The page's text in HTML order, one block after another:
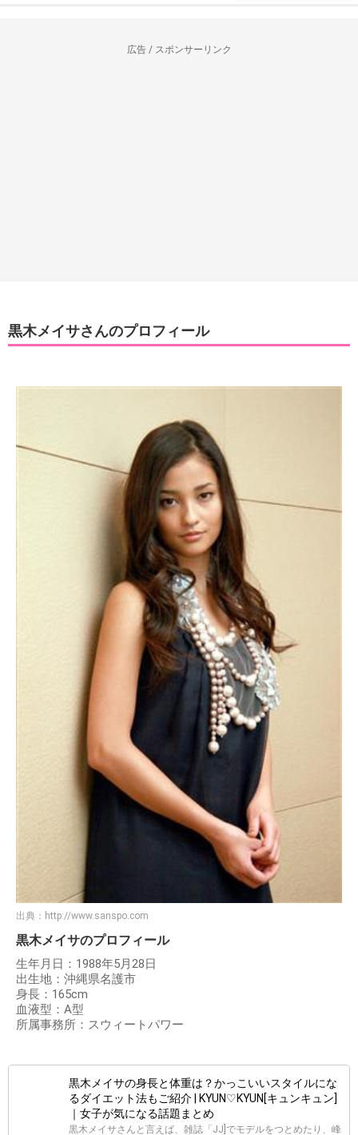
広告 / スポンサーリンク
黒木メイサさんのプロフィール
出典： http://www.sanspo.com
黒木メイサのプロフィール
生年月日：1988年5月28日
出生地：沖縄県名護市
身長：165cm
血液型：A型
所属事務所：スウィートパワー
黒木メイサの身長と体重は？かっこいいスタイルにな
るダイエット法もご紹介 | KYUN♡KYUN[キュンキュン]
｜女子が気になる話題まとめ
黒木メイサさんと言えば、雑誌「JJ]でモデルをつとめたり、峰